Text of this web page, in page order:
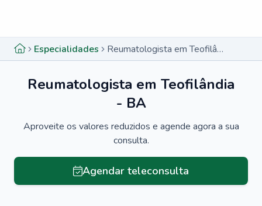
Especialidades Reumatologista em Teofilândia - BA
Reumatologista em Teofilândia
- BA
Aproveite os valores reduzidos e agende agora a sua
consulta.
Agendar teleconsulta